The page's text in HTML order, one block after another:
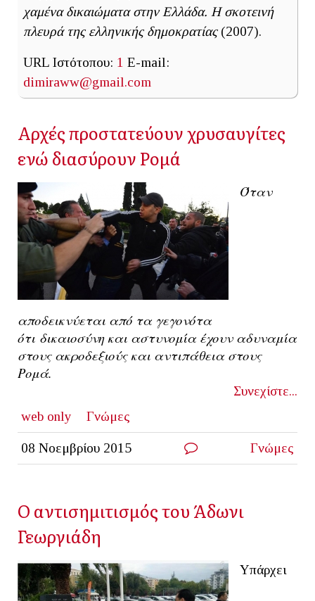
χαμένα δικαιώματα στην Ελλάδα. Η σκοτεινή
πλευρά της ελληνικής δημοκρατίας(2007).
URL Ιστότοπου: 1 E-mail:
dimiraww@gmail.com
Αρχές προστατεύουν χρυσαυγίτες
ενώ διασύρουν Ρομά
Όταν
αποδεικνύεται από τα γεγονότα
ότι δικαιοσύνη και αστυνομία έχουν αδυναμία
στους ακροδεξιούς και αντιπάθεια στους
Ρομά.
Συνεχίστε...
web only
Γνώμες
08 Νοεμβρίου 2015 Γνώμες
Ο αντισημιτισμός του Άδωνι
Γεωργιάδη
Υπάρχει